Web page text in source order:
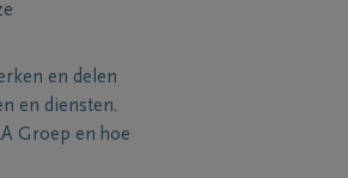
en delen
en diensten.
Groep en hoe